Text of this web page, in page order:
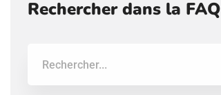
Rechercher dans la FAQ